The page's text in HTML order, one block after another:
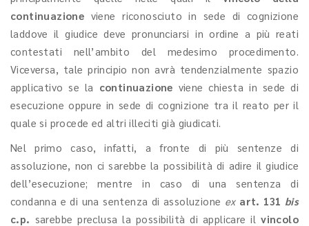
continuazione viene riconosciuto in sede di cognizione
laddove il giudice deve pronunciarsi in ordine a più reati
contestati nell’ambito del medesimo procedimento.
Viceversa, tale principio non avrà tendenzialmente spazio
applicativo se la continuazione viene chiesta in sede di
esecuzione oppure in sede di cognizione tra il reato per il
quale si procede ed altri illeciti già giudicati.
Nel primo caso, infatti, a fronte di più sentenze di
assoluzione, non ci sarebbe la possibilità di adire il giudice
dell’esecuzione; mentre in caso di una sentenza di
condanna e di una sentenza di assoluzione ex art. 131 bis
c.p. sarebbe preclusa la possibilità di applicare ilvincolo